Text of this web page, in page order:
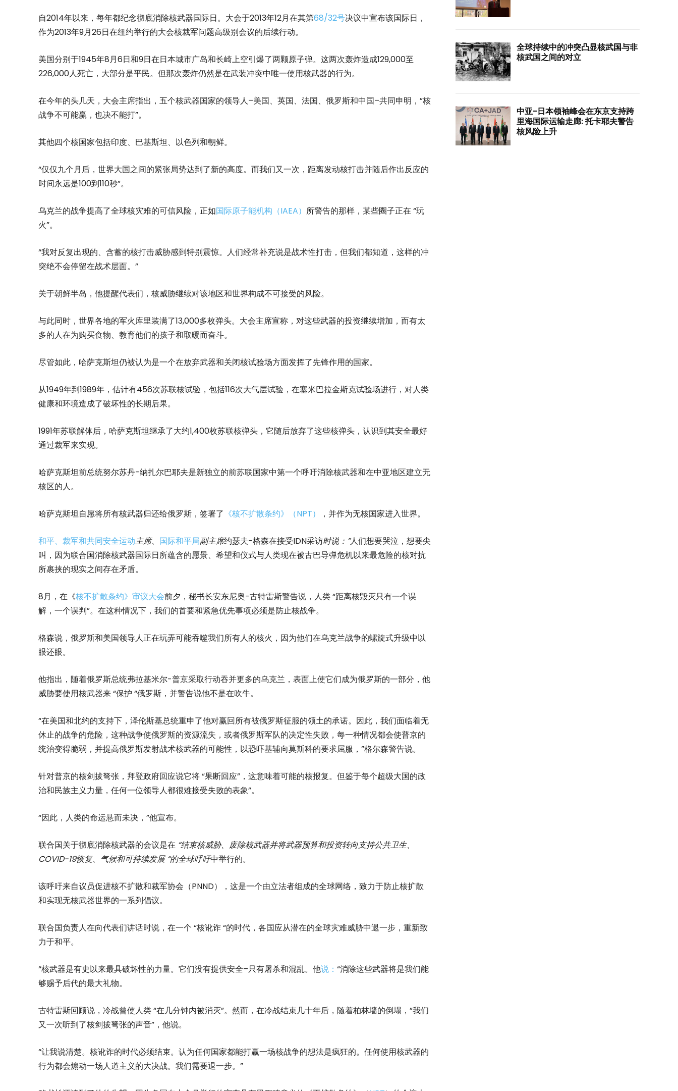
自2014年以来，每年都纪念彻底消除核武器国际日。大会于2013年12月在其第68/32号决议中宣布该国际日，
作为2013年9月26日在纽约举行的大会核裁军问题高级别会议的后续行动。
美国分别于1945年8月6日和9日在日本城市广岛和长崎上空引爆了两颗原子弹。这两次轰炸造成129,000至
226,000人死亡，大部分是平民。但那次轰炸仍然是在武装冲突中唯一使用核武器的行为。
在今年的头几天，大会主席指出，五个核武器国家的领导人–美国、英国、法国、俄罗斯和中国–共同申明，”核
战争不可能赢，也决不能打”。
其他四个核国家包括印度、巴基斯坦、以色列和朝鲜。
“仅仅九个月后，世界大国之间的紧张局势达到了新的高度。而我们又一次，距离发动核打击并随后作出反应的
时间永远是100到110秒”。
乌克兰的战争提高了全球核灾难的可信风险，正如国际原子能机构（IAEA） 所警告的那样，某些圈子正在 “玩
火”。
“我对反复出现的、含蓄的核打击威胁感到特别震惊。人们经常补充说是战术性打击，但我们都知道，这样的冲
突绝不会停留在战术层面。”
关于朝鲜半岛，他提醒代表们，核威胁继续对该地区和世界构成不可接受的风险。
与此同时，世界各地的军火库里装满了13,000多枚弹头。大会主席宣称，对这些武器的投资继续增加，而有太
多的人在为购买食物、教育他们的孩子和取暖而奋斗。
尽管如此，哈萨克斯坦仍被认为是一个在放弃武器和关闭核试验场方面发挥了先锋作用的国家。
从1949年到1989年，估计有456次苏联核试验，包括116次大气层试验，在塞米巴拉金斯克试验场进行，对人类
健康和环境造成了破坏性的长期后果。
1991年苏联解体后，哈萨克斯坦继承了大约1,400枚苏联核弹头，它随后放弃了这些核弹头，认识到其安全最好
通过裁军来实现。
哈萨克斯坦前总统努尔苏丹-纳扎尔巴耶夫是新独立的前苏联国家中第一个呼吁消除核武器和在中亚地区建立无
核区的人。
哈萨克斯坦自愿将所有核武器归还给俄罗斯，签署了 《核不扩散条约》（NPT） ，并作为无核国家进入世界。
和平、裁军和共同安全运动主席、 国际和平局副主席约瑟夫-格森在接受IDN采访时说：”人们想要哭泣，想要尖
叫，因为联合国消除核武器国际日所蕴含的愿景、希望和仪式与人类现在被古巴导弹危机以来最危险的核对抗
所裹挟的现实之间存在矛盾。
8月，在《核不扩散条约》审议大会前夕，秘书长安东尼奥-古特雷斯警告说，人类 “距离核毁灭只有一个误
解，一个误判”。在这种情况下，我们的首要和紧急优先事项必须是防止核战争。
格森说，俄罗斯和美国领导人正在玩弄可能吞噬我们所有人的核火，因为他们在乌克兰战争的螺旋式升级中以
眼还眼。
他指出，随着俄罗斯总统弗拉基米尔-普京采取行动吞并更多的乌克兰，表面上使它们成为俄罗斯的一部分，他
威胁要使用核武器来 “保护 “俄罗斯，并警告说他不是在吹牛。
“在美国和北约的支持下，泽伦斯基总统重申了他对赢回所有被俄罗斯征服的领土的承诺。因此，我们面临着无
休止的战争的危险，这种战争使俄罗斯的资源流失，或者俄罗斯军队的决定性失败，每一种情况都会使普京的
统治变得脆弱，并提高俄罗斯发射战术核武器的可能性，以恐吓基辅向莫斯科的要求屈服，”格尔森警告说。
针对普京的核剑拔弩张，拜登政府回应说它将 “果断回应”，这意味着可能的核报复。但鉴于每个超级大国的政
治和民族主义力量，任何一位领导人都很难接受失败的表象”。
“因此，人类的命运悬而未决，”他宣布。
联合国关于彻底消除核武器的会议是在 “结束核威胁、废除核武器并将武器预算和投资转向支持公共卫生、
COVID-19恢复、气候和可持续发展 “的全球呼吁中举行的。
该呼吁来自议员促进核不扩散和裁军协会（PNND），这是一个由立法者组成的全球网络，致力于防止核扩散
和实现无核武器世界的一系列倡议。
联合国负责人在向代表们讲话时说，在一个 “核讹诈 “的时代，各国应从潜在的全球灾难威胁中退一步，重新致
力于和平。
“核武器是有史以来最具破坏性的力量。它们没有提供安全–只有屠杀和混乱。他说： “消除这些武器将是我们能
够赐予后代的最大礼物。
古特雷斯回顾说，冷战曾使人类 “在几分钟内被消灭”。然而，在冷战结束几十年后，随着柏林墙的倒塌，”我们
又一次听到了核剑拔弩张的声音”，他说。
“让我说清楚。核讹诈的时代必须结束。认为任何国家都能打赢一场核战争的想法是疯狂的。任何使用核武器的
行为都会煽动一场人道主义的大决战。我们需要退一步。”
全球持续中的冲突凸显核武国与非
核武国之间的对立
中亚-日本领袖峰会在东京支持跨
里海国际运输走廊: 托卡耶夫警告
核风险上升